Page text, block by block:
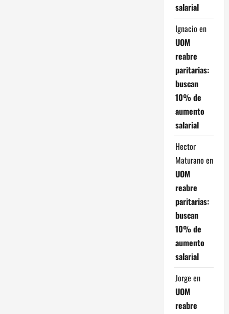
salarial
Ignacio en
UOM
reabre
paritarias:
buscan
10% de
aumento
salarial
Hector
Maturano en
UOM
reabre
paritarias:
buscan
10% de
aumento
salarial
Jorge en
UOM
reabre